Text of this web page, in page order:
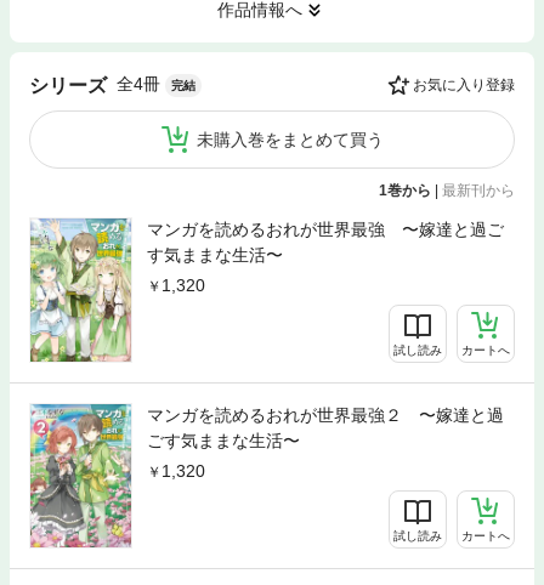
作品情報へ
シリーズ 全4冊 完結 お気に入り登録
未購入巻をまとめて買う
1巻から | 最新刊から
マンガを読めるおれが世界最強 〜嫁達と過ご
す気ままな生活〜
1,320
試し読み カートへ
マンガを読めるおれが世界最強２ 〜嫁達と過
ごす気ままな生活〜
1,320
試し読み カートへ